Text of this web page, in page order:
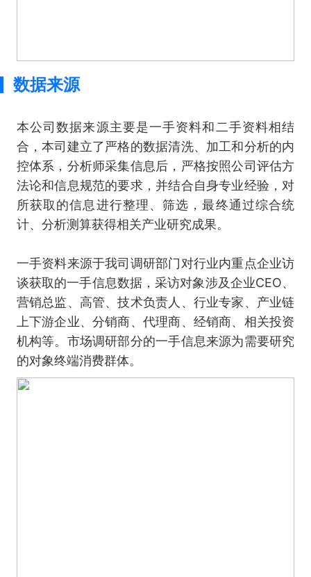
数据来源
本公司数据来源主要是一手资料和二手资料相结
合，本司建立了严格的数据清洗、加工和分析的内
控体系，分析师采集信息后，严格按照公司评估方
法论和信息规范的要求，并结合自身专业经验，对
所获取的信息进行整理、筛选，最终通过综合统
计、分析测算获得相关产业研究成果。
一手资料来源于我司调研部门对行业内重点企业访
谈获取的一手信息数据，采访对象涉及企业CEO、
营销总监、高管、技术负责人、行业专家、产业链
上下游企业、分销商、代理商、经销商、相关投资
机构等。市场调研部分的一手信息来源为需要研究
的对象终端消费群体。